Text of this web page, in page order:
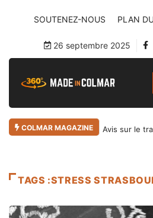
SOUTENEZ-NOUS PLAN
26 septembre 2025
COLMAR MAGAZINE Avis sur le
TAGS :STRESS